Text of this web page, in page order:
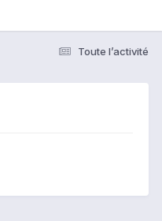
Toute l’activité